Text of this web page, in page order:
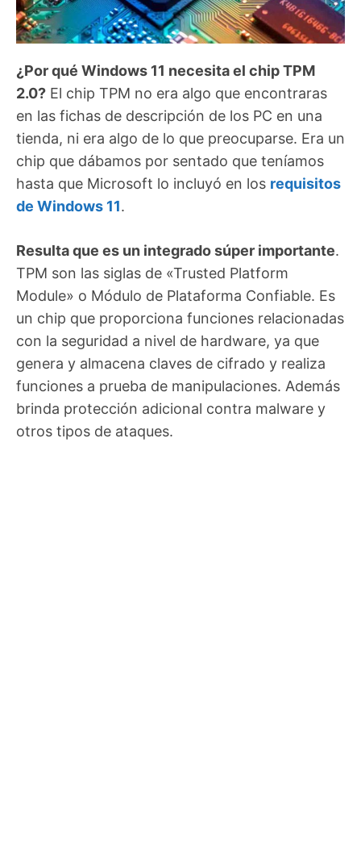
¿Por qué Windows 11 necesita el chip TPM
2.0? El chip TPM no era algo que encontraras
en las fichas de descripción de los PC en una
tienda, ni era algo de lo que preocuparse. Era un
chip que dábamos por sentado que teníamos
hasta que Microsoft lo incluyó en los requisitos
de Windows 11.
Resulta que es un integrado súper importante.
TPM son las siglas de «Trusted Platform
Module» o Módulo de Plataforma Confiable. Es
un chip que proporciona funciones relacionadas
con la seguridad a nivel de hardware, ya que
genera y almacena claves de cifrado y realiza
funciones a prueba de manipulaciones. Además
brinda protección adicional contra malware y
otros tipos de ataques.